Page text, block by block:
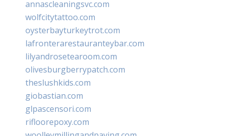
annascleaningsvc.com
wolfcitytattoo.com
oysterbayturkeytrot.com
lafronterarestauranteybar.com
lilyandrosetearoom.com
olivesburgberrypatch.com
theslushkids.com
giobastian.com
glpascensori.com
rifloorepoxy.com